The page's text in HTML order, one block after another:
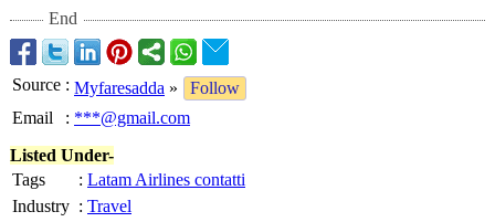
End
Source : Myfaresadda »
Follow
Email
: ***@gmail.com
Listed Under-
Tags
: Latam Airlines contatti
Industry : Travel